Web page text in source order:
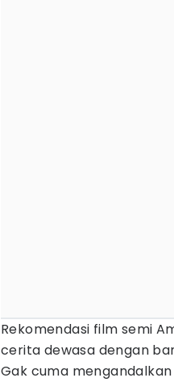
Rekomendasi film semi
cerita dewasa dengan
Gak cuma mengandalkan